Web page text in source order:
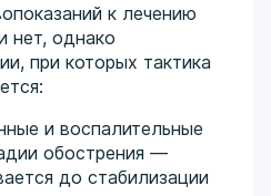
к лечению
нет, однако
при которых тактика
и воспалительные
обострения —
до стабилизации